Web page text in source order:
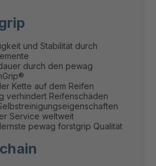
und Stabilität durch
durch den pewag
Kette auf dem Reifen
verhindert Reifenschäden
Service weltweit
pewag forstgrip Qualität